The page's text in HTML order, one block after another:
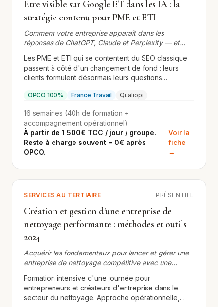
Être visible sur Google ET dans les IA : la
stratégie contenu pour PME et ETI
Comment votre entreprise apparaît dans les
réponses de ChatGPT, Claude et Perplexity — et
stratégie de contenu financée OPCO
Les PME et ETI qui se contentent du SEO classique
passent à côté d'un changement de fond : leurs
clients formulent désormais leurs questions
Si votre entreprise n'apparaît pas dans ces
voyez même pas. Cette formation-accompagnement
vous donne la méthode pour être présent sur les
deux terrains : les moteurs de recherche
traditionnels ET les LLM.
OPCO 100% France Travail Qualiopi
16 semaines (40h de formation +
accompagnement opérationnel)
À partir de 1 500€ TCC / jour / groupe.
Reste à charge souvent = 0€ après
OPCO.
Voir la
fiche
→
SERVICES AU TERTIAIRE PRÉSENTIEL
Création et gestion d'une entreprise de
nettoyage performante : méthodes et outils
2024
Acquérir les fondamentaux pour lancer et gérer une
entreprise de nettoyage compétitive avec une
Formation intensive d'une journée pour
entrepreneurs et créateurs d'entreprise dans le
secteur du nettoyage. Approche opérationnelle,